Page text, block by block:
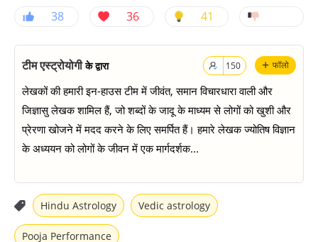
38
36 41
+ फॉलो
150
टीम एस्ट्रोयोगीके द्वारा
लेखकों की हमारी इन-हाउस टीम में जीवंत, समान विचारधारा वाली और
जिज्ञासु लेखक शामिल हैं, जो शब्दों के जादू के माध्यम से लोगों को खुशी और
प्रेरणा खोजने में मदद करने के लिए समर्पित हैं। हमारे लेखक ज्योतिष विज्ञान
के अध्ययन को लोगों के जीवन में एक मार्गदर्शक...
Hindu Astrology Vedic astrology
Pooja Performance